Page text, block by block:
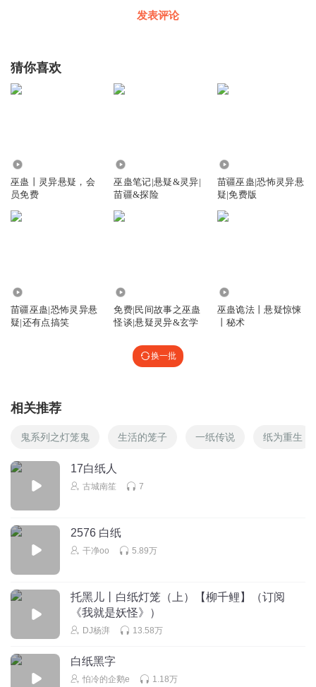
发表评论
猜你喜欢
巫蛊丨灵异悬疑，会
员免费
巫蛊笔记|悬疑&灵异|
苗疆&探险
苗疆巫蛊|恐怖灵异悬
疑|免费版
苗疆巫蛊|恐怖灵异悬
疑|还有点搞笑
免费|民间故事之巫蛊
怪谈|悬疑灵异&玄学
巫蛊诡法丨悬疑惊悚
丨秘术
换一批
相关推荐
鬼系列之灯笼鬼 生活的笼子 一纸传说 纸为重生
17白纸人
古城南笙 7
2576 白纸
干净oo 5.89万
托黑儿丨白纸灯笼（上）【柳千鲤】（订阅
《我就是妖怪》）
DJ杨湃 13.58万
白纸黑字
怕冷的企鹅e 1.18万